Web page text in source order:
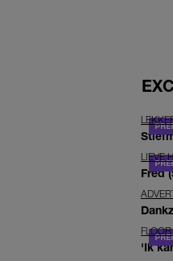
LIEVE
Fred
'Ik